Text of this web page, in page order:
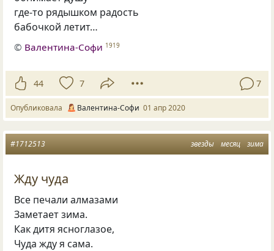
где-то рядышком радость
бабочкой летит…
© Валентина-Софи 1919
44 7 7
Опубликовала Валентина-Софи 01 апр 2020
звезды месяц зима
#1712513
Жду чуда
Все печали алмазами
Заметает зима.
Как дитя ясноглазое,
Чуда жду я сама.